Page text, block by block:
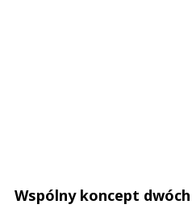
Wspólny koncept